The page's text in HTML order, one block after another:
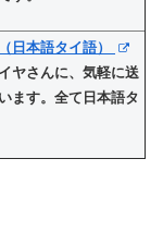
日本語タイ語）
ヤさんに、気軽に送
ます。全て日本語タ